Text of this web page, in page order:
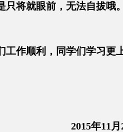
只将就眼前，无法自拔
祝老师们工
月23